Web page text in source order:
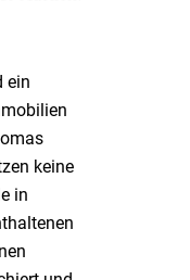
ein
keine
in